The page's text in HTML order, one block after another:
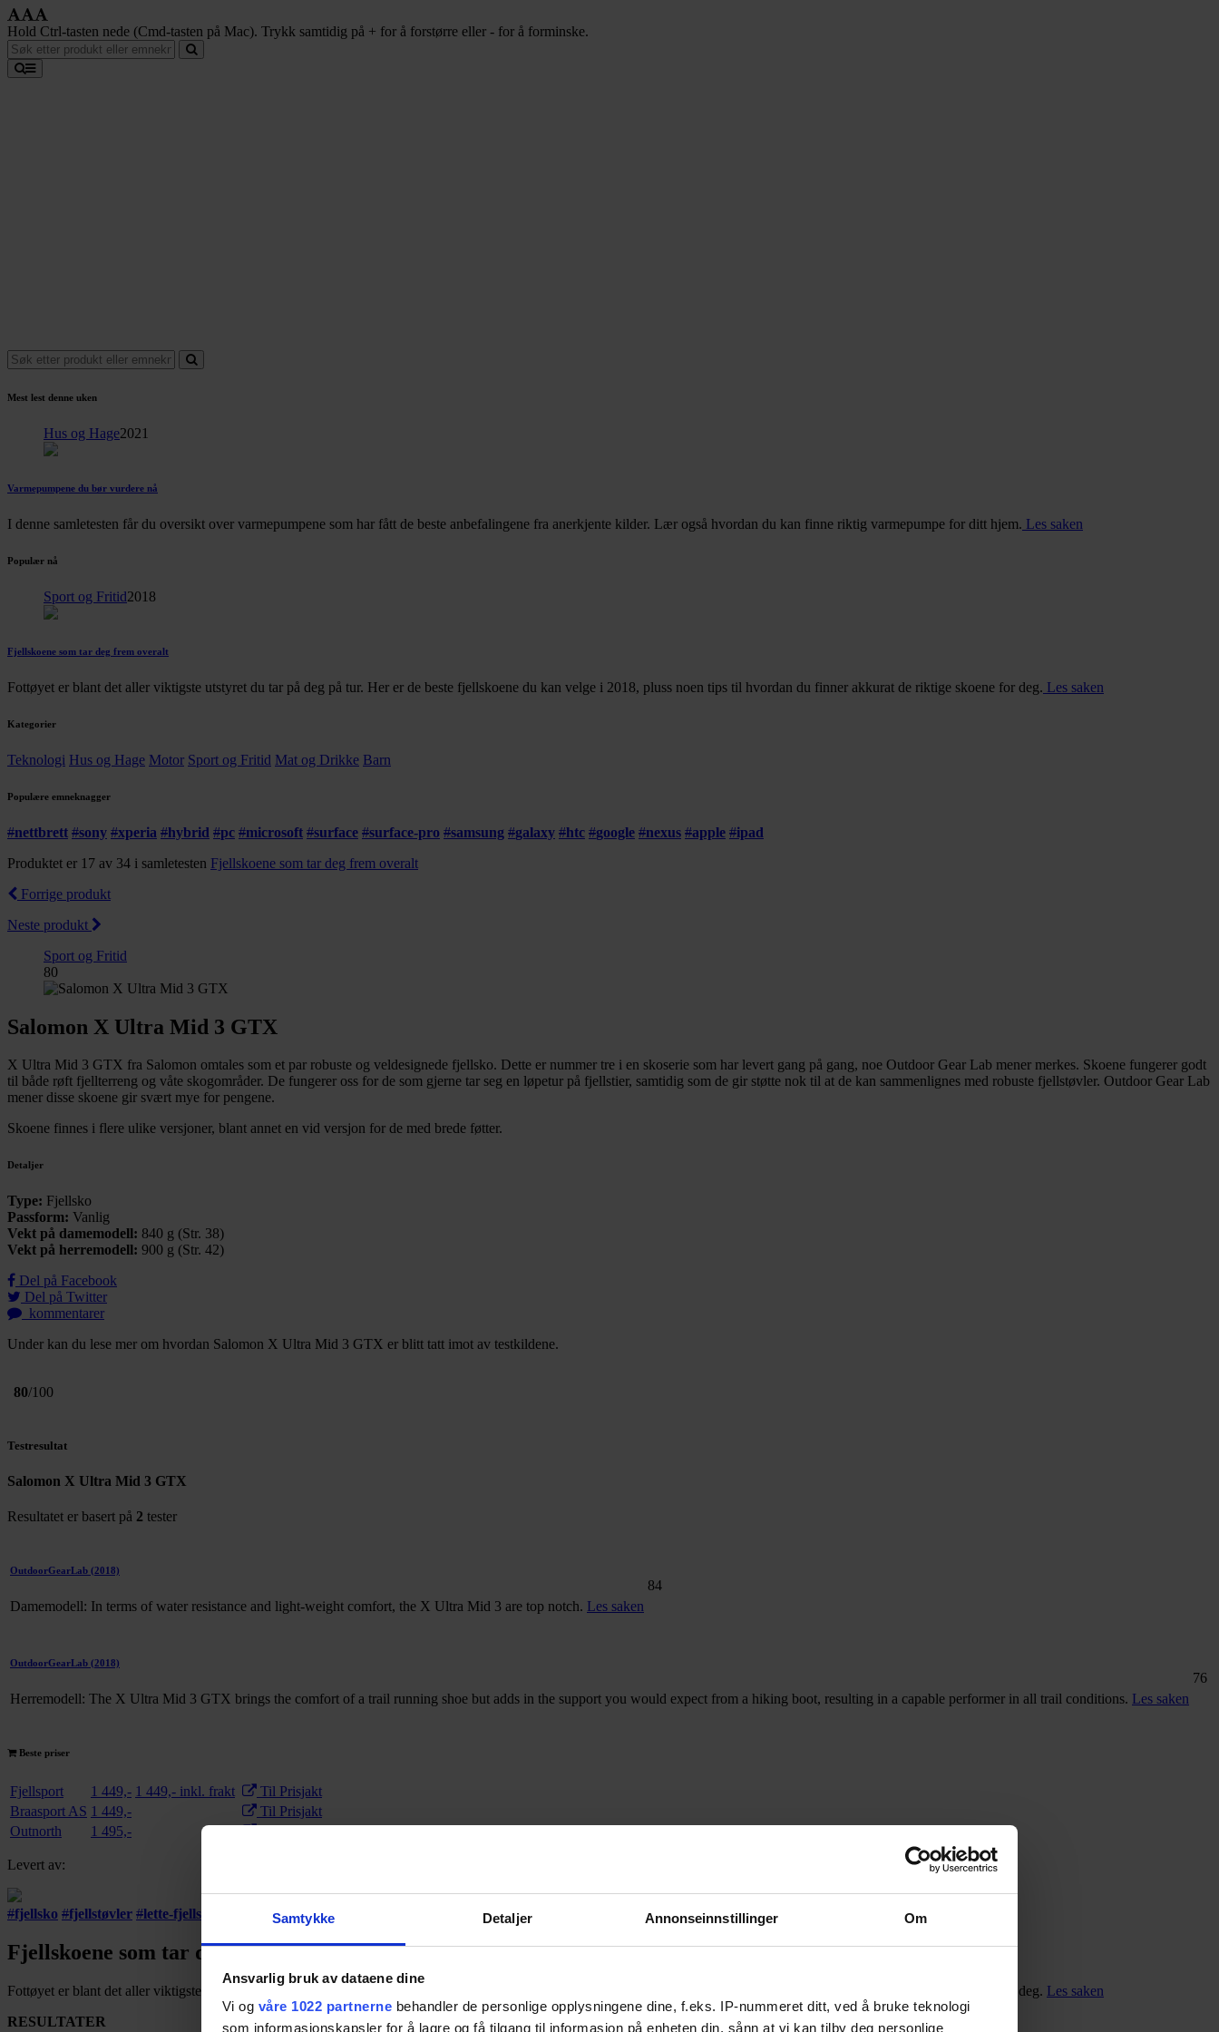
Samtykke Detaljer Annonseinnstillinger Om
Ansvarlig bruk av dataene dine
Vi og våre 1022 partnerne behandler de personlige opplysningene dine, f.eks. IP-nummeret ditt, ved å bruke teknologi
som informasjonskapsler for å lagre og få tilgang til informasjon på enheten din, sånn at vi kan tilby deg personlige
Hold Ctrl-tasten nede (Cmd-tasten på Mac). Trykk samtidig på + for å forstørre eller - for å forminske.
Mest lest denne uken
Hus og Hage2021
Varmepumpene du bør vurdere nå
I denne samletesten får du oversikt over varmepumpene som har fått de beste anbefalingene fra anerkjente kilder. Lær også hvordan du kan finne riktig varmepumpe for ditt hjem. Les saken
Populær nå
Sport og Fritid2018
Fjellskoene som tar deg frem overalt
Fottøyet er blant det aller viktigste utstyret du tar på deg på tur. Her er de beste fjellskoene du kan velge i 2018, pluss noen tips til hvordan du finner akkurat de riktige skoene for deg. Les saken
Kategorier
Teknologi Hus og Hage Motor Sport og Fritid Mat og Drikke Barn
Populære emneknagger
#nettbrett #sony #xperia #hybrid #pc #microsoft #surface #surface-pro #samsung #galaxy #htc #google #nexus #apple #ipad
Produktet er 17 av 34 i samletesten Fjellskoene som tar deg frem overalt
Forrige produkt
Neste produkt
Sport og Fritid
80
Salomon X Ultra Mid 3 GTX
X Ultra Mid 3 GTX fra Salomon omtales som et par robuste og veldesignede fjellsko. Dette er nummer tre i en skoserie som har levert gang på gang, noe Outdoor Gear Lab mener merkes. Skoene fungerer godt
til både røft fjellterreng og våte skogområder. De fungerer oss for de som gjerne tar seg en løpetur på fjellstier, samtidig som de gir støtte nok til at de kan sammenlignes med robuste fjellstøvler. Outdoor Gear Lab
mener disse skoene gir svært mye for pengene.
Skoene finnes i flere ulike versjoner, blant annet en vid versjon for de med brede føtter.
Detaljer
Type: Fjellsko
Passform: Vanlig
Vekt på damemodell: 840 g (Str. 38)
Vekt på herremodell: 900 g (Str. 42)
Del på Facebook
Del på Twitter
kommentarer
Under kan du lese mer om hvordan Salomon X Ultra Mid 3 GTX er blitt tatt imot av testkildene.
80/100
Testresultat
Salomon X Ultra Mid 3 GTX
Resultatet er basert på 2 tester
OutdoorGearLab (2018)
Damemodell: In terms of water resistance and light-weight comfort, the X Ultra Mid 3 are top notch. Les saken
84
OutdoorGearLab (2018)
Herremodell: The X Ultra Mid 3 GTX brings the comfort of a trail running shoe but adds in the support you would expect from a hiking boot, resulting in a capable performer in all trail conditions. Les saken
76
Beste priser
Fjellsport 1 449,- 1 449,- inkl. frakt
Til Prisjakt
Braasport AS 1 449,-
Til Prisjakt
Outnorth
1 495,-
Levert av:
#fjellsko #fjellstøvler #lette-fjellstøvler salomon
Fjellskoene som tar deg frem overalt
Fottøyet er blant det aller viktigste utstyret du tar på deg på tur. Her er de beste fjellskoene du kan velge i 2018, pluss noen tips til hvordan du finner akkurat de riktige skoene for deg. Les saken
RESULTATER